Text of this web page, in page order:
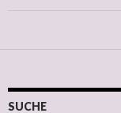
SUCHE